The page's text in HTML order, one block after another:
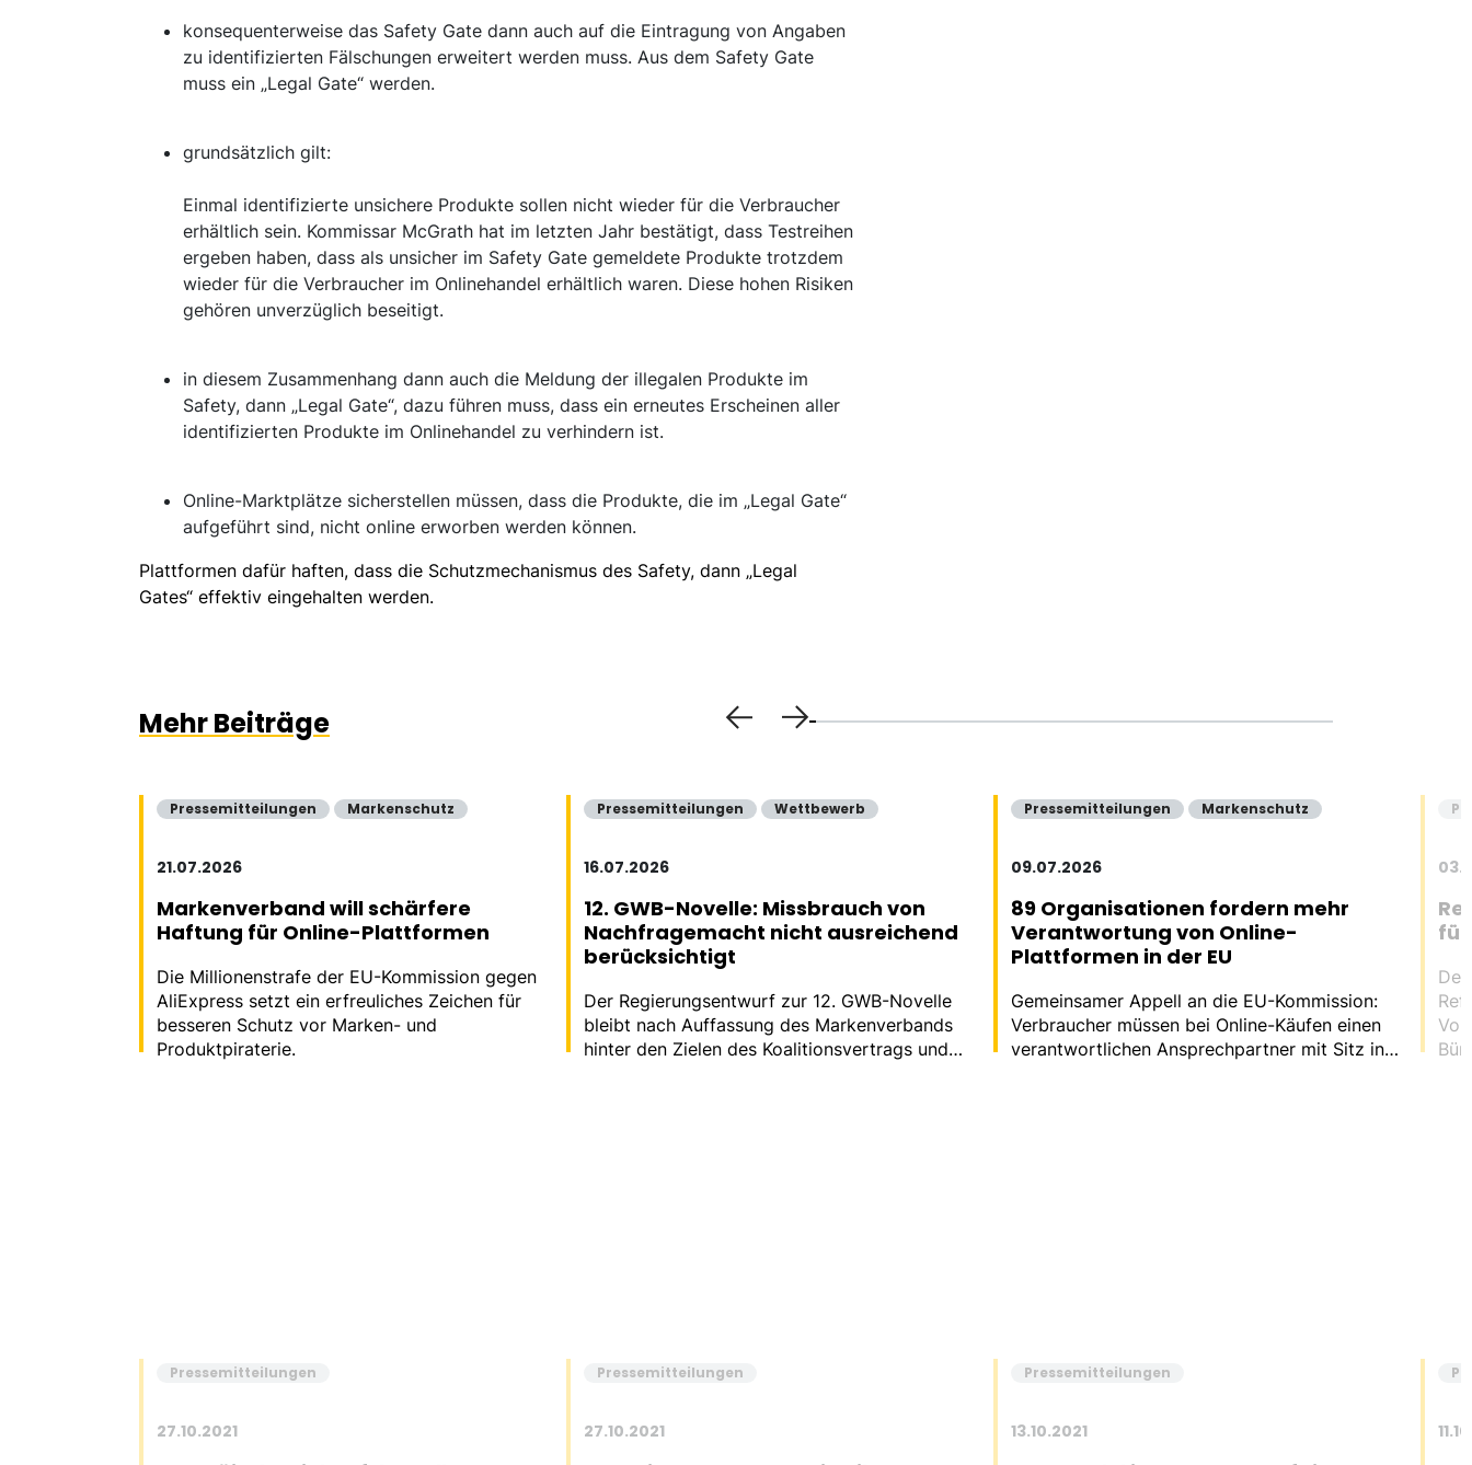
konsequenterweise das Safety Gate dann auch auf die Eintragung von Angaben
zu identifizierten Fälschungen erweitert werden muss. Aus dem Safety Gate
muss ein „Legal Gate“ werden.
grundsätzlich gilt:
Einmal identifizierte unsichere Produkte sollen nicht wieder für die Verbraucher
erhältlich sein. Kommissar McGrath hat im letzten Jahr bestätigt, dass Testreihen
ergeben haben, dass als unsicher im Safety Gate gemeldete Produkte trotzdem
wieder für die Verbraucher im Onlinehandel erhältlich waren. Diese hohen Risiken
gehören unverzüglich beseitigt.
in diesem Zusammenhang dann auch die Meldung der illegalen Produkte im
Safety, dann „Legal Gate“, dazu führen muss, dass ein erneutes Erscheinen aller
identifizierten Produkte im Onlinehandel zu verhindern ist.
Online-Marktplätze sicherstellen müssen, dass die Produkte, die im „Legal Gate“
aufgeführt sind, nicht online erworben werden können.
Plattformen dafür haften, dass die Schutzmechanismus des Safety, dann „Legal
Gates“ effektiv eingehalten werden.
Mehr Beiträge
Pressemitteilungen Markenschutz
21.07.2026
Markenverband will schärfere
Haftung für Online-Plattformen
Die Millionenstrafe der EU-Kommission gegen
AliExpress setzt ein erfreuliches Zeichen für
besseren Schutz vor Marken- und
Produktpiraterie.
Pressemitteilungen Wettbewerb
16.07.2026
12. GWB-Novelle: Missbrauch von
Nachfragemacht nicht ausreichend
berücksichtigt
Der Regierungsentwurf zur 12. GWB-Novelle
bleibt nach Auffassung des Markenverbands
hinter den Zielen des Koalitionsvertrags und
Pressemitteilungen Markenschutz
09.07.2026
89 Organisationen fordern mehr
Verantwortung von Online-
Plattformen in der EU
Gemeinsamer Appell an die EU-Kommission:
Verbraucher müssen bei Online-Käufen einen
verantwortlichen Ansprechpartner mit Sitz in
Pressemitteilungen
27.10.2021
Pressemitteilungen
27.10.2021
Pressemitteilungen
13.10.2021